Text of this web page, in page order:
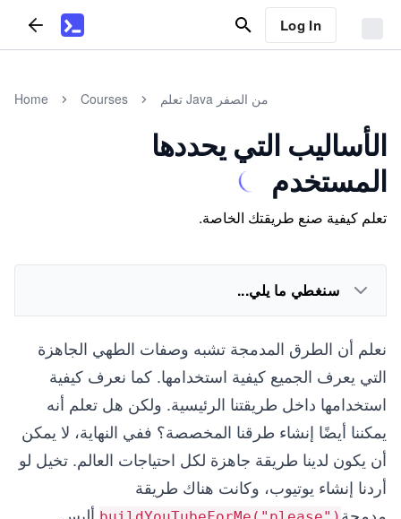
Log In
Home Courses تعلم Java من الصفر
الأساليب التي يحددها
المستخدم
تعلم كيفية صنع طريقتك الخاصة.
سنغطي ما يلي...
نعلم أن الطرق المدمجة تشبه وصفات الطهي الجاهزة
التي يعرف الجميع كيفية استخدامها. كما نعرف كيفية
استخدامها داخل طريقتنا الرئيسية. ولكن هل تعلم أنه
يمكننا أيضًا إنشاء طرقنا المخصصة؟ ففي النهاية، لا يمكن
أن يكون لدينا طريقة جاهزة لكل احتياجات العالم. تخيل لو
أردنا إنشاء يوتيوب، وكانت هناك طريقة